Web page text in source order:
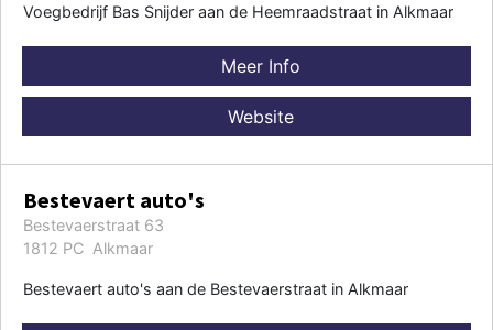
Voegbedrijf Bas Snijder aan de Heemraadstraat in Alkmaar
Meer Info
Website
Bestevaert auto's
Bestevaerstraat 63
1812 PC Alkmaar
Bestevaert auto's aan de Bestevaerstraat in Alkmaar